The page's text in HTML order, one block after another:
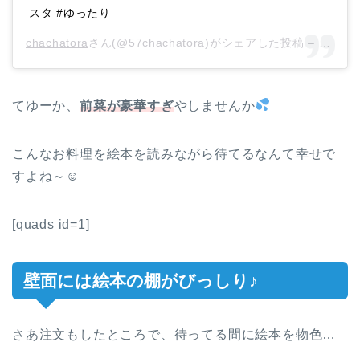
スタ #ゆったり
chachatora さん(@57chachatora)がシェアした投稿 –
てゆーか、 前菜が豪華すぎやしませんか
こんなお料理を絵本を読みながら待てるなんて幸せで
すよね～☺
[quads id=1]
壁面には絵本の棚がびっしり♪
さあ注文もしたところで、待ってる間に絵本を物色…